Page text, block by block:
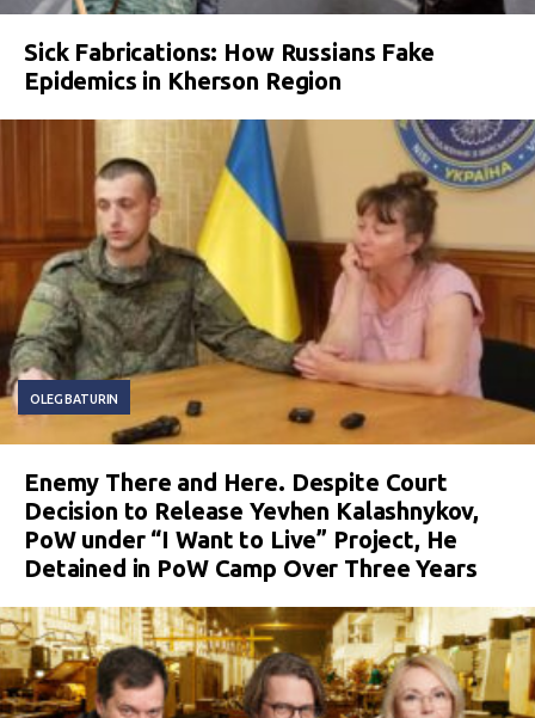
Sick Fabrications: How Russians Fake
Epidemics in Kherson Region
OLEG BATURIN
Enemy There and Here. Despite Court
Decision to Release Yevhen Kalashnykov,
PoW under “I Want to Live” Project, He
Detained in PoW Camp Over Three Years